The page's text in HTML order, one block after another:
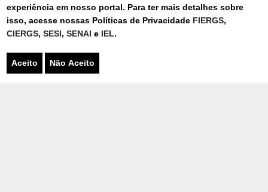
experiência em nosso portal. Para ter mais detalhes sobre
isso, acesse nossas Políticas de Privacidade FIERGS,
CIERGS,SESI,SENAIe IEL.
Aceito Não Aceito
PARQUE DO SESI
CONFERIR